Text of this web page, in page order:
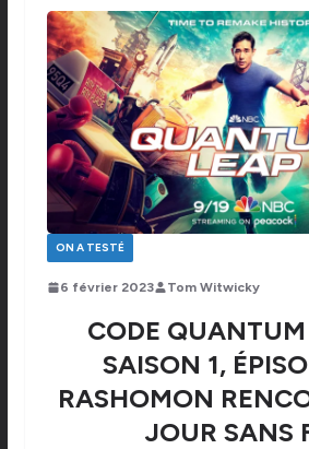
ON A TESTÉ
6 février 2023 Tom Witwicky
CODE
SAISON 1,
RASHOMON
JOUR SANS